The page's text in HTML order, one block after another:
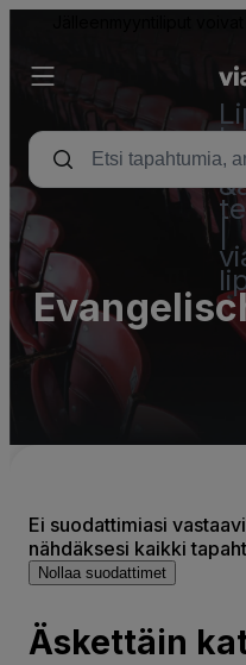
Ei suodattimiasi
nähdäksesi kaikki
Nollaa suodattimet
Äskettäin